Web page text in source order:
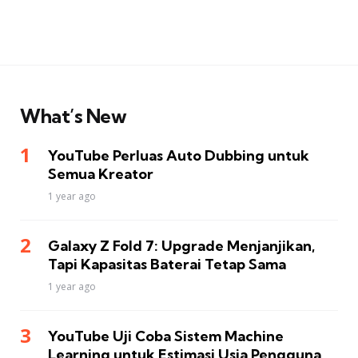
What’s New
YouTube Perluas Auto Dubbing untuk
Semua Kreator
1 year ago
Galaxy Z Fold 7: Upgrade Menjanjikan,
Tapi Kapasitas Baterai Tetap Sama
1 year ago
YouTube Uji Coba Sistem Machine
Learning untuk Estimasi Usia Pengguna